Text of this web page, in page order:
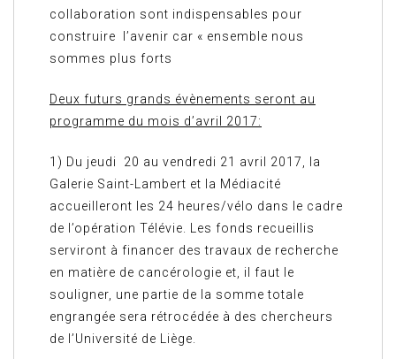
collaboration sont indispensables pour
construire l’avenir car « ensemble nous
sommes plus forts
Deux futurs grands évènements seront au
programme du mois d’avril 2017:
1) Du jeudi 20 au vendredi 21 avril 2017, la
Galerie Saint-Lambert et la Médiacité
accueilleront les 24 heures/vélo dans le cadre
de l’opération Télévie. Les fonds recueillis
serviront à financer des travaux de recherche
en matière de cancérologie et, il faut le
souligner, une partie de la somme totale
engrangée sera rétrocédée à des chercheurs
de l’Université de Liège.